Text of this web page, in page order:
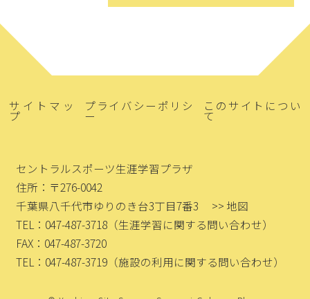
サイトマッ
プ
プライバシーポリシ
ー
このサイトについ
て
セントラルスポーツ生涯学習プラザ
住所：〒276-0042
千葉県八千代市ゆりのき台3丁目7番3
>> 地図
TEL：047-487-3718 （生涯学習に関する問い合わせ）
FAX：047-487-3720
TEL：047-487-3719 （施設の利用に関する問い合わせ）